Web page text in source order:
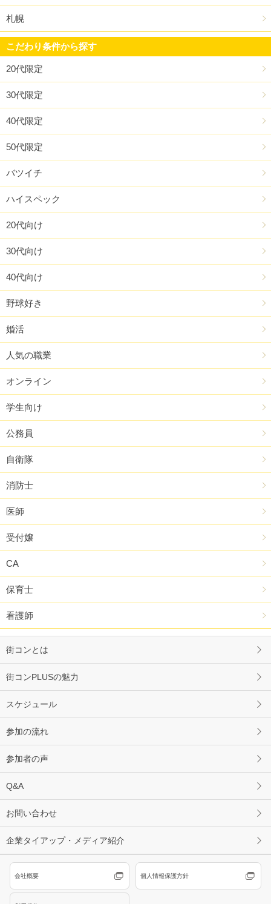
札幌
こだわり条件から探す
20代限定
30代限定
40代限定
50代限定
バツイチ
ハイスペック
20代向け
30代向け
40代向け
野球好き
婚活
人気の職業
オンライン
学生向け
公務員
自衛隊
消防士
医師
受付嬢
CA
保育士
看護師
街コンとは
街コンPLUSの魅力
スケジュール
参加の流れ
参加者の声
Q&A
お問い合わせ
企業タイアップ・メディア紹介
会社概要 個人情報保護方針